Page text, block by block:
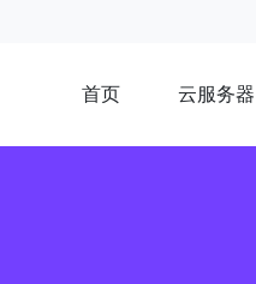
首页 云服务器